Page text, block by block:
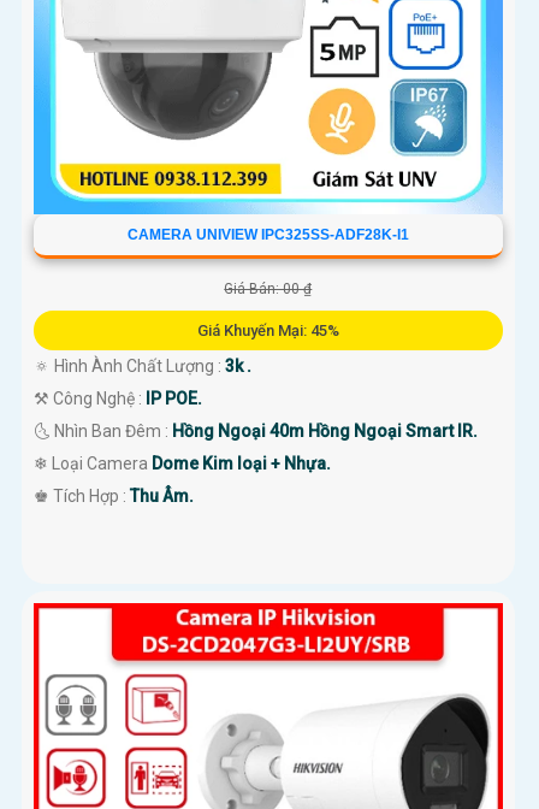
CAMERA UNIVIEW IPC325SS-ADF28K-I1
Giá Bán: 00 ₫
Giá Khuyến Mại: 45%
🔅 Hình Ành Chất Lượng : 3k .
⚒ Công Nghệ :
IP POE.
🌜 Nhìn Ban Đêm : Hồng Ngoại 40m Hồng Ngoại Smart IR.
❄ Loại Camera Dome Kim loại + Nhựa.
️♚ Tích Hợp :Thu Âm.